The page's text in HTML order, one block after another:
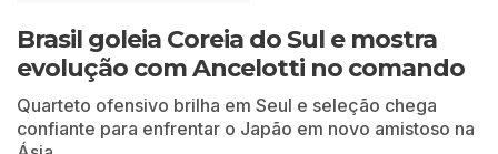
Brasil goleia Coreia do Sul e mostra
evolução com Ancelotti no comando
Quarteto ofensivo brilha em Seul e seleção chega
confiante para enfrentar o Japão em novo amistoso na